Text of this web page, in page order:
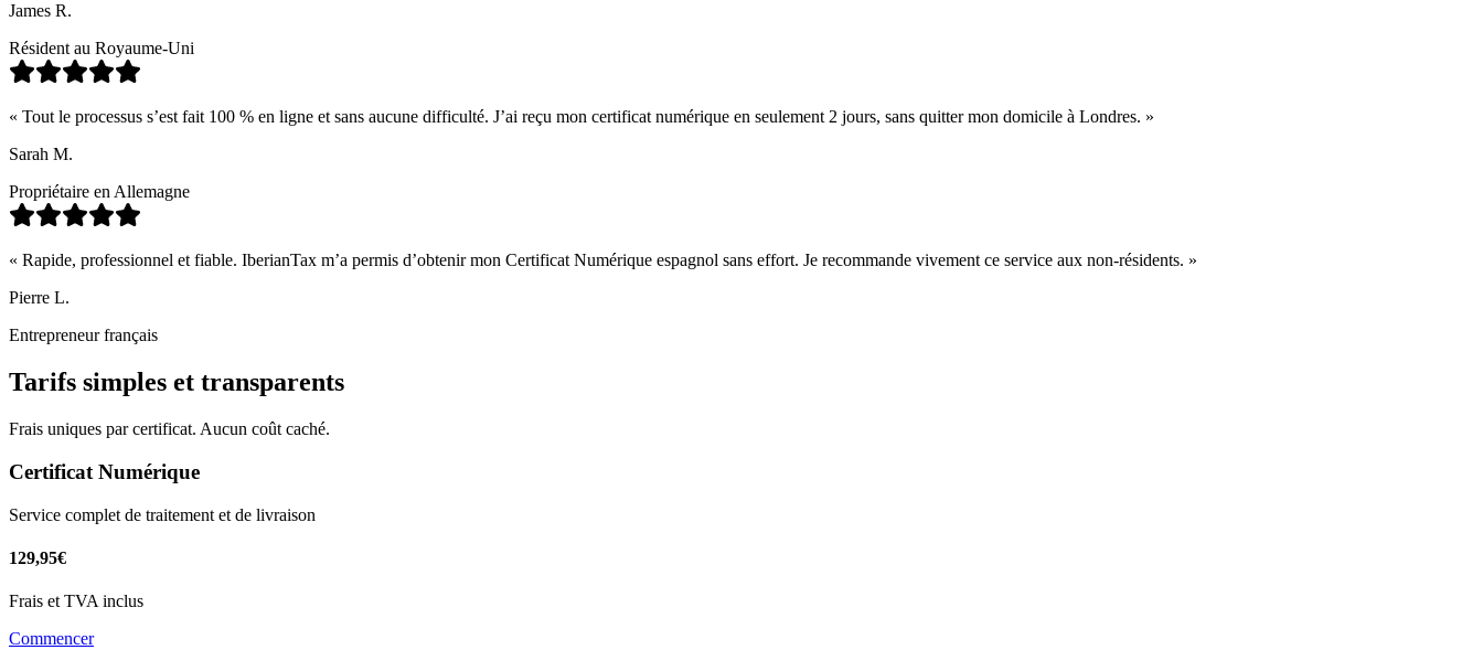
James R.
Résident au Royaume-Uni
« Tout le processus s’est fait 100 % en ligne et sans aucune difficulté. J’ai reçu mon certificat numérique en seulement 2 jours, sans quitter mon domicile à Londres. »
Sarah M.
Propriétaire en Allemagne
« Rapide, professionnel et fiable. IberianTax m’a permis d’obtenir mon Certificat Numérique espagnol sans effort. Je recommande vivement ce service aux non-résidents. »
Pierre L.
Entrepreneur français
Tarifs simples et transparents
Frais uniques par certificat. Aucun coût caché.
Certificat Numérique
Service complet de traitement et de livraison
129,95€
Frais et TVA inclus
Commencer